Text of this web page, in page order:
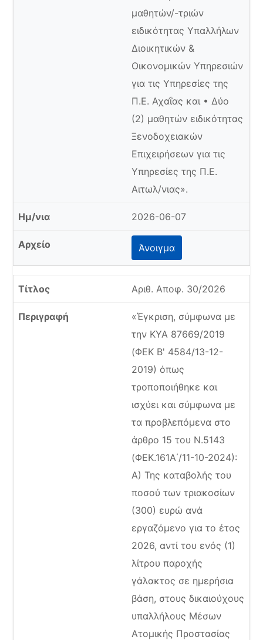
μαθητών/-τριών
ειδικότητας Υπαλλήλων
Διοικητικών &
Οικονομικών Υπηρεσιών
για τις Υπηρεσίες της
Π.Ε. Αχαΐας και • Δύο
(2) μαθητών ειδικότητας
Ξενοδοχειακών
Επιχειρήσεων για τις
Υπηρεσίες της Π.Ε.
Αιτωλ/νιας».
2026-06-07
Άνοιγμα
Αριθ. Αποφ. 30/2026
«Έγκριση, σύμφωνα με
την ΚΥΑ 87669/2019
(ΦΕΚ Β' 4584/13-12-
2019) όπως
τροποποιήθηκε και
ισχύει και σύμφωνα με
τα προβλεπόμενα στο
άρθρο 15 του Ν.5143
(ΦΕΚ.161Α΄/11-10-2024):
Α) Της καταβολής του
ποσού των τριακοσίων
(300) ευρώ ανά
εργαζόμενο για το έτος
2026, αντί του ενός (1)
λίτρου παροχής
γάλακτος σε ημερήσια
βάση, στους δικαιούχους
υπαλλήλους Μέσων
Ατομικής Προστασίας